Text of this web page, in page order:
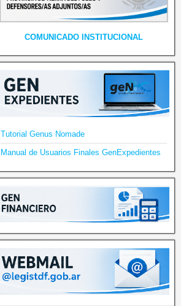
COMUNICADO INSTITUCIONAL
Tutorial Genus Nomade
Manual de Usuarios Finales GenExpedientes